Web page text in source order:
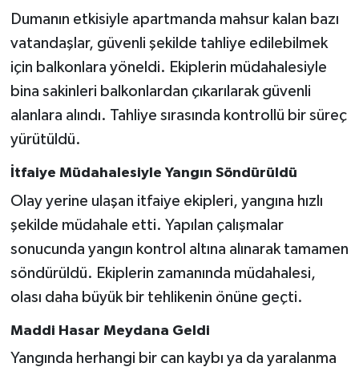
Dumanın etkisiyle apartmanda mahsur kalan bazı
vatandaşlar, güvenli şekilde tahliye edilebilmek
için balkonlara yöneldi. Ekiplerin müdahalesiyle
bina sakinleri balkonlardan çıkarılarak güvenli
alanlara alındı. Tahliye sırasında kontrollü bir süreç
yürütüldü.
İtfaiye Müdahalesiyle Yangın Söndürüldü
Olay yerine ulaşan itfaiye ekipleri, yangına hızlı
şekilde müdahale etti. Yapılan çalışmalar
sonucunda yangın kontrol altına alınarak tamamen
söndürüldü. Ekiplerin zamanında müdahalesi,
olası daha büyük bir tehlikenin önüne geçti.
Maddi Hasar Meydana Geldi
Yangında herhangi bir can kaybı ya da yaralanma